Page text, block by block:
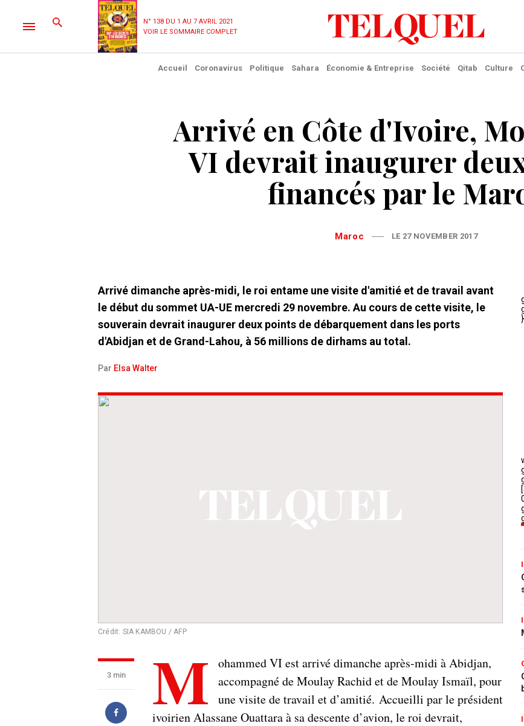
N° 138 DU 1 AU 7 AVRIL 2021
VOIR LE SOMMAIRE COMPLET
Accueil Coronavirus Politique Sahara Économie & Entreprise Société Qitab Culture
Arrivé en Côte d'Ivoire,
VI devrait inaugurer
financés par le
Maroc LE 27 NOVEMBER 2017
Arrivé dimanche après-midi, le roi entame une visite d'amitié et de travail avant
le début du sommet UA-UE mercredi 29 novembre. Au cours de cette visite, le
souverain devrait inaugurer deux points de débarquement dans les ports
d'Abidjan et de Grand-Lahou, à 56 millions de dirhams au total.
Par Elsa Walter
Crédit: SIA KAMBOU / AFP
3 min M
ohammed VI est arrivé dimanche après-midi à Abidjan,
accompagné de Moulay Rachid et de Moulay Ismaïl, pour
une visite de travail et d’amitié. Accueilli par le président
ivoirien Alassane Ouattara à sa descente d’avion, le roi devrait,